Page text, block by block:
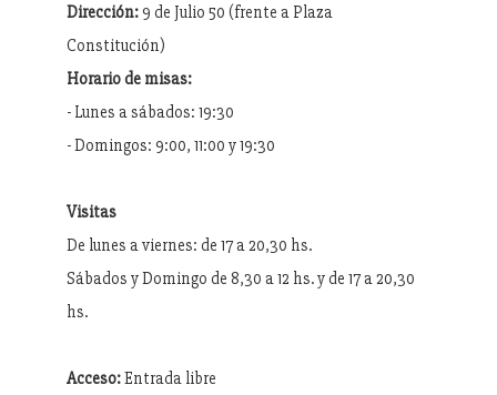
Dirección: 9 de Julio 50 (frente a Plaza
Constitución)
Horario de misas:
- Lunes a sábados: 19:30
- Domingos: 9:00, 11:00 y 19:30
Visitas
De lunes a viernes: de 17 a 20,30 hs.
Sábados y Domingo de 8,30 a 12 hs. y de 17 a 20,30
hs.
Acceso:Entrada libre